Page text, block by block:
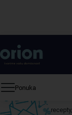
Ponuka
Získajte rady,
ktokoľvek iný
Prihláste sa k odberu